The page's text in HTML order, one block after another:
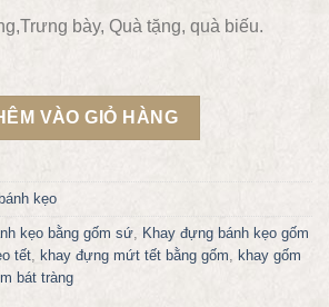
Trưng bày, Quà tặng, quà biếu.
gốm mẫu KB22 số lượng
VÀO GIỎ HÀNG
kẹo
kẹo bằng gốm sứ
Khay đựng bánh kẹo gốm
tết khay đựng mứt tết bằng gốm
khay gốm
bát tràng